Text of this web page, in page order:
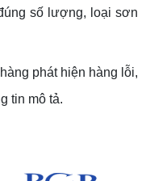
số lượng, loại sơn
phát hiện hàng lỗi,
tin mô tả.